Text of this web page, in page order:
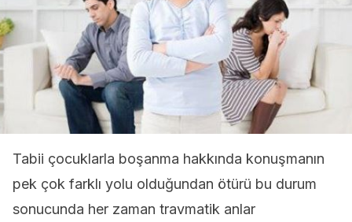
Tabii çocuklarla boşanma hakkında konuşmanın
pek çok farklı yolu olduğundan ötürü bu durum
sonucunda her zaman travmatik anlar